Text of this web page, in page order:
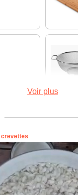
Voir plus